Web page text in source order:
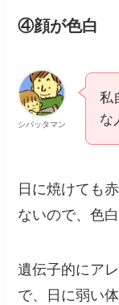
④顔が色白
シバッタマン
私
な
日に焼けても
ないので、色
遺伝子的にア
で、日に弱い